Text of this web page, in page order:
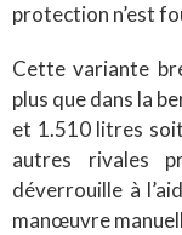
protection n’est
Cette variante
plus que dans la
et 1.510 litres
autres rivales
déverrouille à
manœuvre